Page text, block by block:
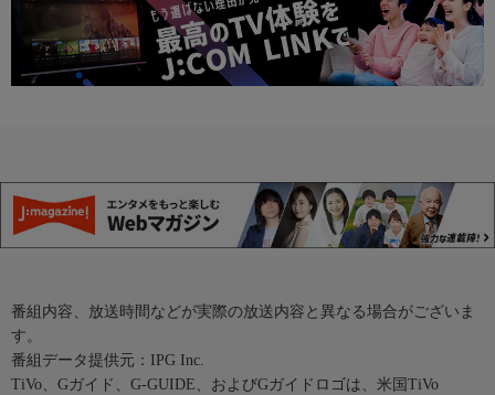
番組内容、放送時間などが実際の放送内容と異なる場合がございま
す。
番組データ提供元：IPG Inc.
TiVo、Gガイド、G-GUIDE、およびGガイドロゴは、米国TiVo